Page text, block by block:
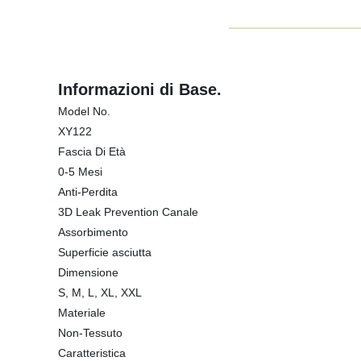
Informazioni di Base.
Model No.
XY122
Fascia Di Età
0-5 Mesi
Anti-Perdita
3D Leak Prevention Canale
Assorbimento
Superficie asciutta
Dimensione
S, M, L, XL, XXL
Materiale
Non-Tessuto
Caratteristica